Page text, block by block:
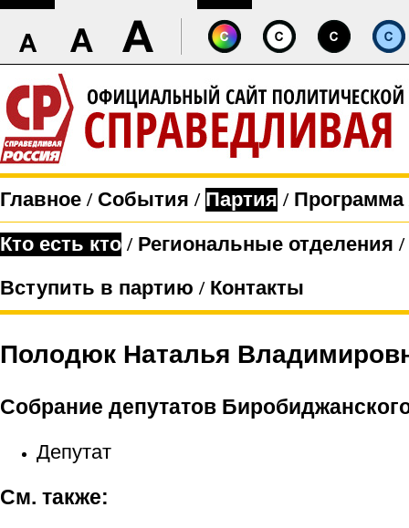
Главное / События / Партия / Программа
Кто есть кто / Региональные отделения /
Вступить в партию / Контакты
Полодюк Наталья
Собрание депутатов
Депутат
См. также: